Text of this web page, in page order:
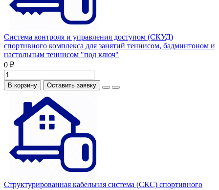
Система контроля и управления доступом (СКУД)
спортивного комплекса для занятий теннисом, бадминтоном и
настольным теннисом "под ключ"
0 ₽
В корзину Оставить заявку
Структурированная кабельная система (СКС) спортивного